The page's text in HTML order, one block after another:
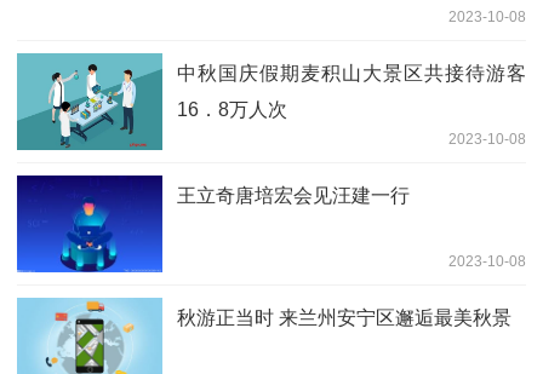
2023-10-08
中秋国庆假期麦积山大景区共接待游客
16．8万人次
2023-10-08
王立奇唐培宏会见汪建一行
2023-10-08
秋游正当时 来兰州安宁区邂逅最美秋景